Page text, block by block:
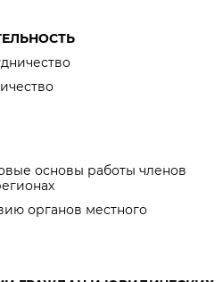
основы работы членов
органов местного